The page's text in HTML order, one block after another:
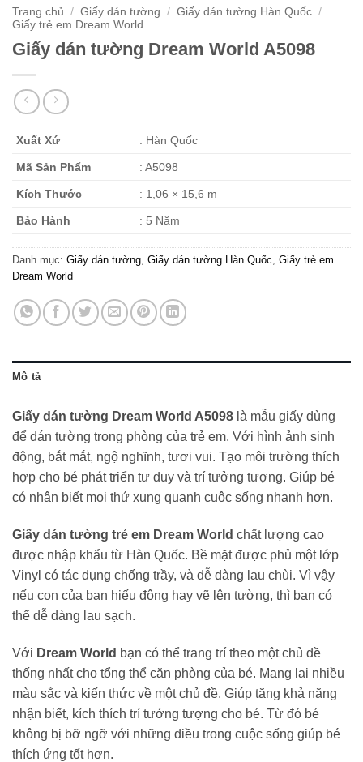
Trang chủ / Giấy dán tường / Giấy dán tường Hàn Quốc /
Giấy trẻ em Dream World
Giấy dán tường Dream World A5098
Xuất Xứ : Hàn Quốc
Mã Sản Phẩm : A5098
Kích Thước : 1,06 × 15,6 m
Bảo Hành : 5 Năm
Danh mục: Giấy dán tường, Giấy dán tường Hàn Quốc, Giấy trẻ em
Dream World
Mô tả
Giấy dán tường Dream World A5098 là mẫu giấy dùng
để dán tường trong phòng của trẻ em. Với hình ảnh sinh
động, bắt mắt, ngộ nghĩnh, tươi vui. Tạo môi trường thích
hợp cho bé phát triển tư duy và trí tưởng tượng. Giúp bé
có nhận biết mọi thứ xung quanh cuộc sống nhanh hơn.
Giấy dán tường trẻ em Dream World chất lượng cao
được nhập khẩu từ Hàn Quốc. Bề mặt được phủ một lớp
Vinyl có tác dụng chống trầy, và dễ dàng lau chùi. Vì vậy
nếu con của bạn hiếu động hay vẽ lên tường, thì bạn có
thể dễ dàng lau sạch.
Với Dream World bạn có thể trang trí theo một chủ đề
thống nhất cho tổng thể căn phòng của bé. Mang lại nhiều
màu sắc và kiến thức về một chủ đề. Giúp tăng khả năng
nhận biết, kích thích trí tưởng tượng cho bé. Từ đó bé
không bị bỡ ngỡ với những điều trong cuộc sống giúp bé
thích ứng tốt hơn.